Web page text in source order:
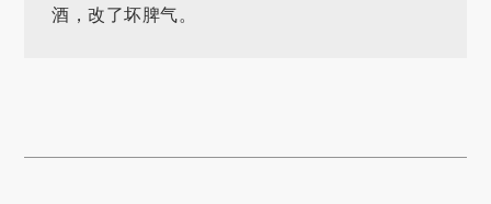
酒，改了坏脾气。